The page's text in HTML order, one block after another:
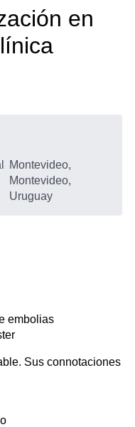
en
Montevideo,
Montevideo,
Uruguay
embolias
Sus connotaciones